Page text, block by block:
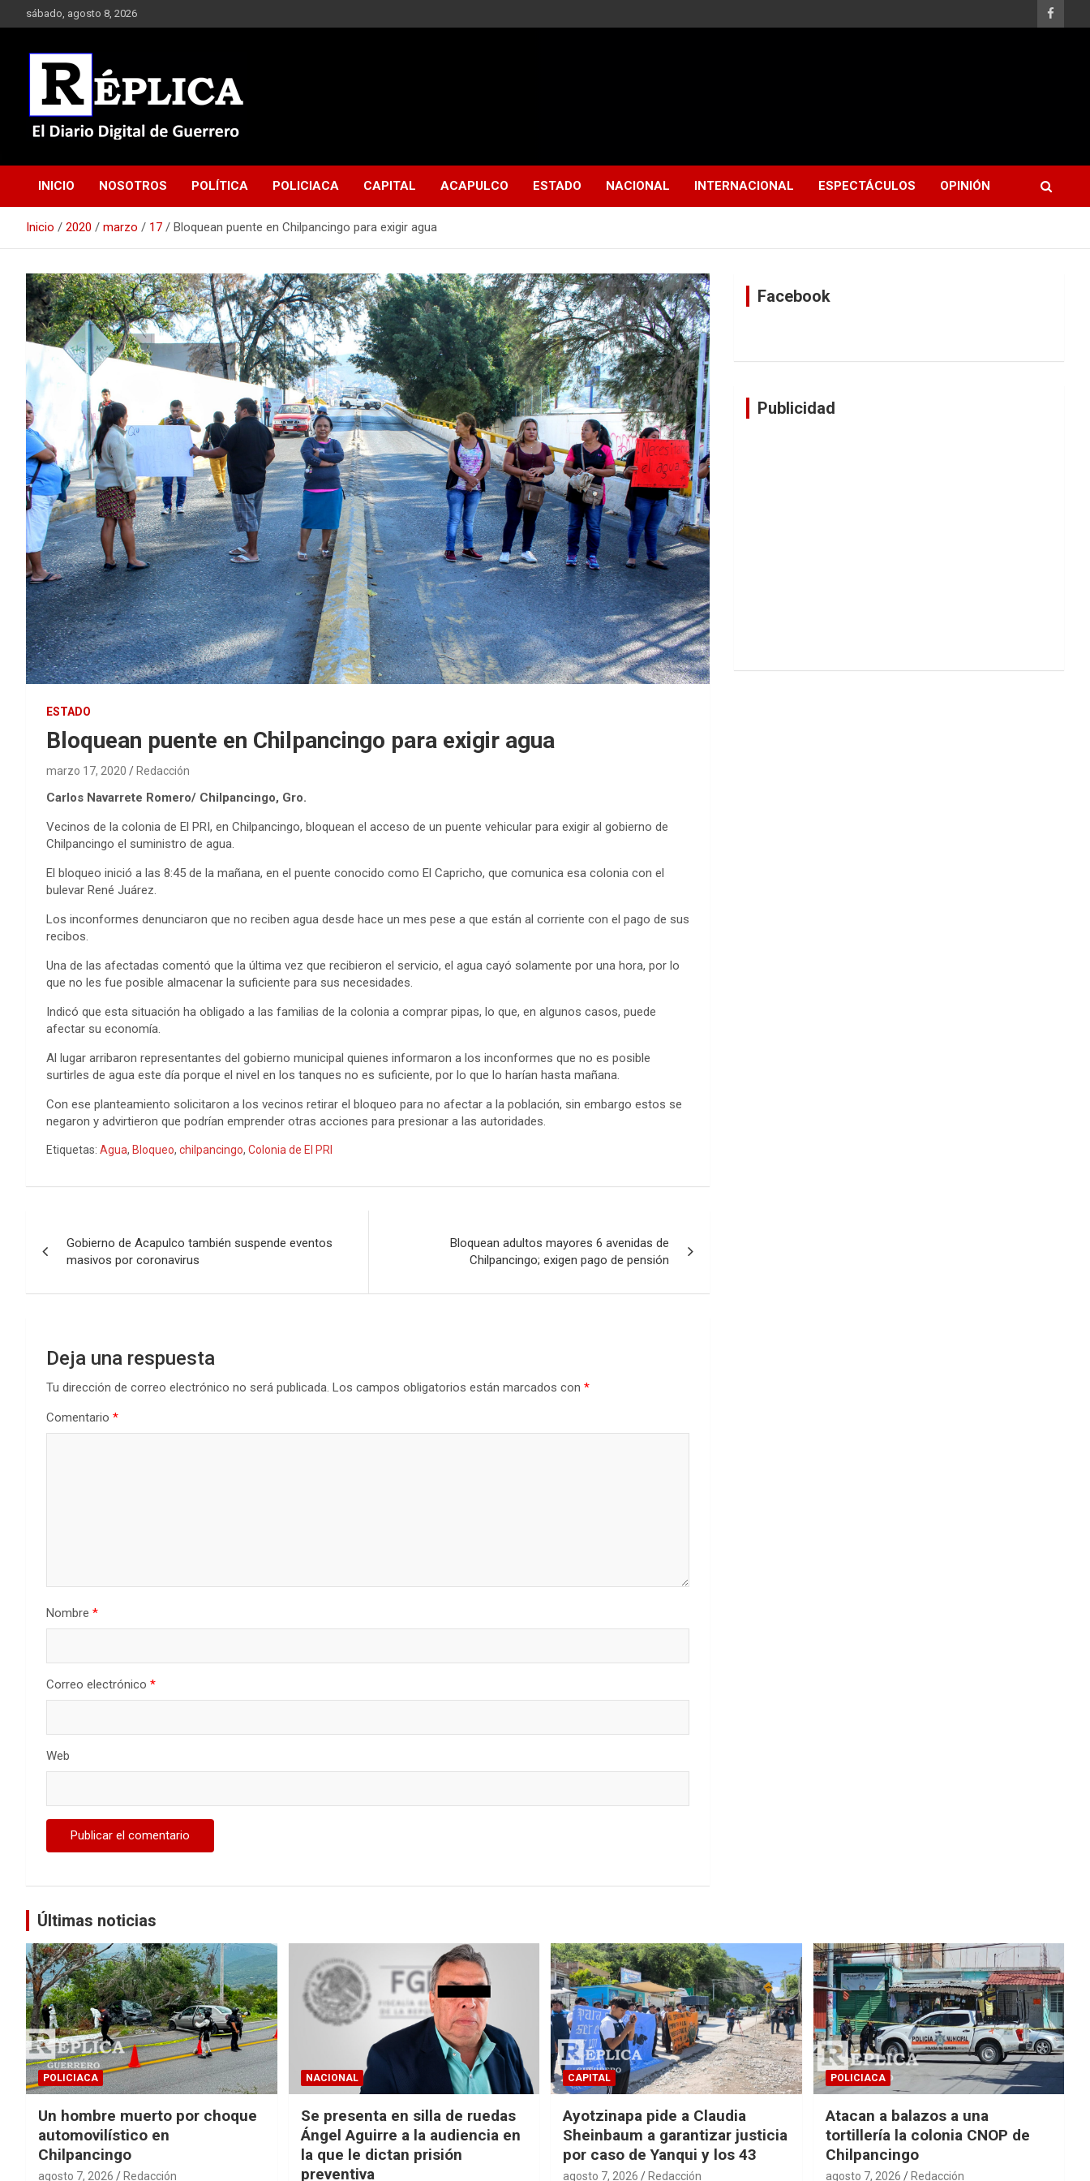
al
sábado, agosto 8, 2026
Réplica
INICIO NOSOTROS POLÍTICA POLICIACA CAPITAL ACAPULCO ESTADO NACIONAL INTERNACIONAL ESPECTÁCULOS OPINIÓN
Inicio 2020 marzo 17 Bloquean puente en Chilpancingo para exigir agua
ESTADO
Bloquean puente en Chilpancingo para exigir agua
marzo 17, 2020 Redacción
Carlos Navarrete Romero/ Chilpancingo, Gro.
Vecinos de la colonia de El PRI, en Chilpancingo, bloquean el acceso de un puente vehicular para exigir al gobierno de
Chilpancingo el suministro de agua.
El bloqueo inició a las 8:45 de la mañana, en el puente conocido como El Capricho, que comunica esa colonia con el
bulevar René Juárez.
Los inconformes denunciaron que no reciben agua desde hace un mes pese a que están al corriente con el pago de sus
recibos.
Una de las afectadas comentó que la última vez que recibieron el servicio, el agua cayó solamente por una hora, por lo
que no les fue posible almacenar la suficiente para sus necesidades.
Indicó que esta situación ha obligado a las familias de la colonia a comprar pipas, lo que, en algunos casos, puede
afectar su economía.
Al lugar arribaron representantes del gobierno municipal quienes informaron a los inconformes que no es posible
surtirles de agua este día porque el nivel en los tanques no es suficiente, por lo que lo harían hasta mañana.
Con ese planteamiento solicitaron a los vecinos retirar el bloqueo para no afectar a la población, sin embargo estos se
negaron y advirtieron que podrían emprender otras acciones para presionar a las autoridades.
Etiquetas: Agua, Bloqueo, chilpancingo, Colonia de El PRI
de
entradas
Gobierno de Acapulco también suspende eventos
masivos por coronavirus
Bloquean adultos mayores 6 avenidas de
Chilpancingo; exigen pago de pensión
Deja una respuesta
Tu dirección de correo electrónico no será publicada. Los campos obligatorios están marcados con *
Comentario *
Nombre *
Correo electrónico *
Web
Facebook
Publicidad
Últimas noticias
POLICIACA
Un hombre muerto por choque
automovilístico en
Chilpancingo
agosto 7, 2026 Redacción
NACIONAL
Se presenta en silla de ruedas
Ángel Aguirre a la audiencia en
la que le dictan prisión
preventiva
CAPITAL
Ayotzinapa pide a Claudia
Sheinbaum a garantizar justicia
por caso de Yanqui y los 43
agosto 7, 2026 Redacción
POLICIACA
Atacan a balazos a una
tortillería la colonia CNOP de
Chilpancingo
agosto 7, 2026 Redacción